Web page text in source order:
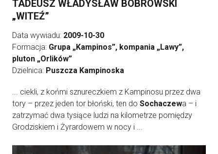
TADEUSZ WŁADYSŁAW BOBROWSKI
„WITEŹ”
Data wywiadu: 2009-10-30
Formacja: Grupa „Kampinos”, kompania „Lawy”,
pluton „Orlików”
Dzielnica: Puszcza Kampinoska
... ciekli, z końmi sznureczkiem z Kampinosu przez dwa
tory – przez jeden tor błoński, ten do Sochaczewa – i
zatrzymać dwa tysiące ludzi na kilometrze pomiędzy
Grodziskiem i Żyrardowem w nocy i ...